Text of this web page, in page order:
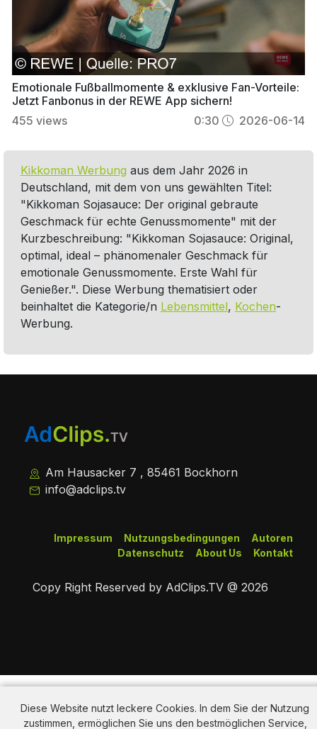
Diese Website nutzt leckere Cookies. In dem Sie der Nutzung
zustimmen, ermöglichen Sie uns den bestmöglichen Service,
Emotionale Fußballmomente & exklusive Fan-Vorteile:
Jetzt Fanbonus in der REWE App sichern!
455 views 0:30 2026-06-14
Kikkoman Werbung aus dem Jahr 2026 in
Deutschland, mit dem von uns gewählten Titel:
"Kikkoman Sojasauce: Der original gebraute
Geschmack für echte Genussmomente" mit der
Kurzbeschreibung: "Kikkoman Sojasauce: Original,
optimal, ideal – phänomenaler Geschmack für
emotionale Genussmomente. Erste Wahl für
Genießer.". Diese Werbung thematisiert oder
beinhaltet die Kategorie/n Lebensmittel, Kochen-
Werbung.
Am Hausacker 7 , 85461 Bockhorn
info@adclips.tv
Autoren
Nutzungsbedingungen
Impressum
Kontakt
About Us
Datenschutz
Copy Right Reserved by AdClips.TV @ 2026